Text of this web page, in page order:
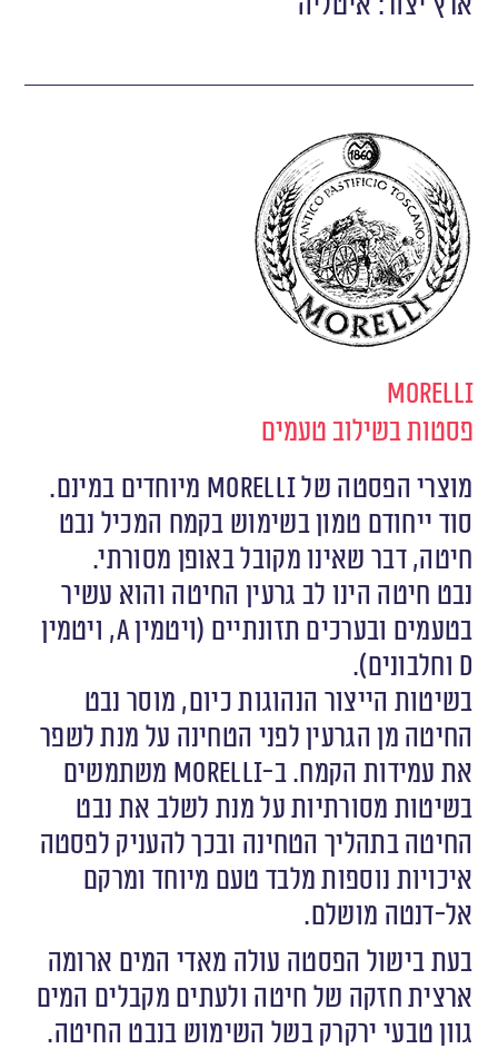
Morelli
פסטות בשילוב טעמים
מוצרי הפסטה של Morelli מיוחדים במינם.
סוד ייחודם טמון בשימוש בקמח המכיל נבט
חיטה, דבר שאינו מקובל באופן מסורתי.
נבט חיטה הינו לב גרעין החיטה והוא עשיר
בטעמים ובערכים תזונתיים (ויטמין A, ויטמין
D וחלבונים).
בשיטות הייצור הנהוגות כיום, מוסר נבט
החיטה מן הגרעין לפני הטחינה על מנת לשפר
את עמידות הקמח. ב-Morelli משתמשים
בשיטות מסורתיות על מנת לשלב את נבט
החיטה בתהליך הטחינה ובכך להעניק לפסטה
איכויות נוספות מלבד טעם מיוחד ומרקם
אל-דנטה מושלם.
בעת בישול הפסטה עולה מאדי המים ארומה
ארצית חזקה של חיטה ולעתים מקבלים המים
גוון טבעי ירקרק בשל השימוש בנבט החיטה.